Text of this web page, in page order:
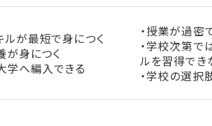
ルが最短で身につく
が身につく
学へ編入できる
・授業が過密
・学校次第で
ルを習得でき
・学校の選択